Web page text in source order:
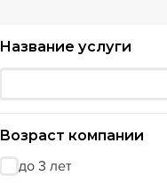
Название услуги
Возраст компании
до 3 лет